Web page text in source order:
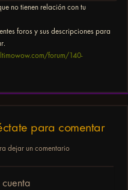
no tienen relación con tu
foros y sus descripciones para
forum/140-
para comentar
dejar un comentario